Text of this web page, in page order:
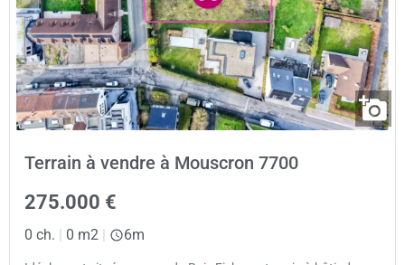
Terrain à vendre à Mouscron 7700
275.000 €
0 ch. | 0 m2 | 6m